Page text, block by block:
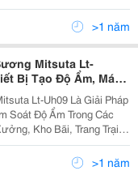
Xuất Công Nghiệp. Với
Kế Chắc Chắn, Máy...>1 năm
Mitsuta Lt-
Bị Tạo Độ Ẩm, Máy
Làm Tăng Độ Ẩm,
Lt-Uh09 Là Giải Pháp
Soát Độ Ẩm Trong Các
Kho Bãi, Trang Trại
Xuất Công Nghiệp. Với
Kế Chắc Chắn, Máy...>1 năm